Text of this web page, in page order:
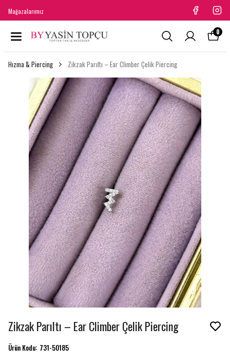
Mağazalarımız
0
Hızma & Piercing Zikzak Parıltı – Ear Climber Çelik Piercing
Zikzak Parıltı – Ear Climber Çelik Piercing
Ürün Kodu: 731-50185